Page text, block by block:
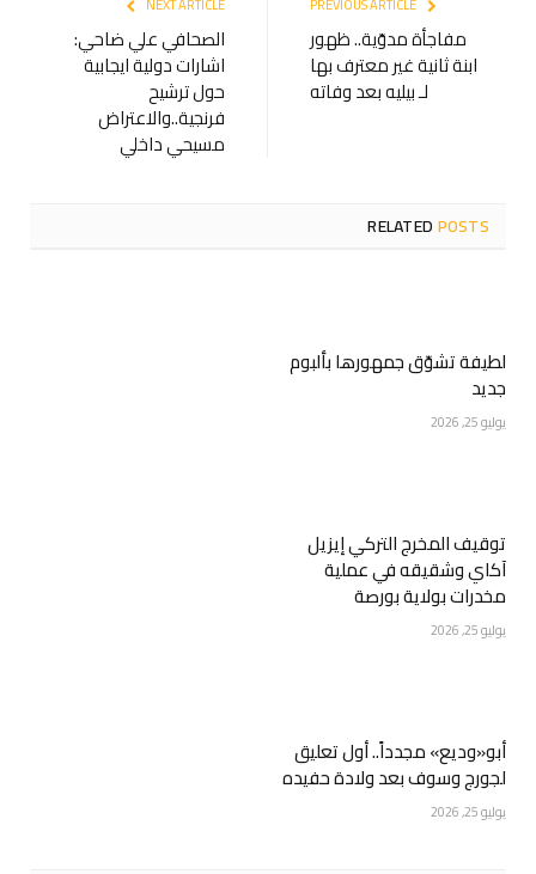
مفاجأة مدوّية.. ظهور
ابنة ثانية غير معترف بها
لـ بيليه بعد وفاته
الصحافي علي ضاحي:
اشارات دولية ايجابية
حول ترشيح
فرنجية..والاعتراض
مسيحي داخلي
RELATEDPOSTS
لطيفة تشوّق جمهورها بألبوم
جديد
يوليو 25, 2026
توقيف المخرج التركي إيزيل
آكاي وشقيقه في عملية
مخدرات بولاية بورصة
يوليو 25, 2026
أبو«وديع» مجدداً.. أول تعليق
لجورج وسوف بعد ولادة حفيده
يوليو 25, 2026